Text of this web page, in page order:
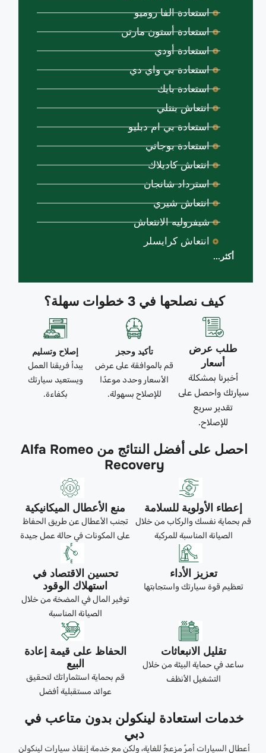
كيف نصلحها في 3 خطوات سهلة؟
طلب عرض
أسعار
أخبرنا بمشكلة
سيارتك واحصل على
تقدير سريع
للإصلاح.
تأكيد وحجز
قم بالموافقة على عرض
الأسعار وحدد موعدًا
للإصلاح بسهولة.
إصلاح وتسليم
يبدأ فريقنا العمل
ويستعيد سيارتك
بكفاءة.
احصل على أفضل النتائج من Alfa Romeo
Recovery
إعطاء الأولوية للسلامة
قم بحماية نفسك والركاب من خلال
الصيانة المناسبة للمركبة
منع الأعطال الميكانيكية
تجنب الأعطال عن طريق الحفاظ
على المكونات في حالة عمل جيدة
تعزيز الأداء
تعظيم قوة سيارتك واستجابتها
تحسين الاقتصاد في
استهلاك الوقود
توفير المال في المضخة من خلال
الصيانة المناسبة
تقليل الانبعاثات
ساعد في حماية البيئة من خلال
التشغيل الأنظف
الحفاظ على قيمة إعادة
البيع
قم بحماية استثماراتك لتحقيق
عوائد مستقبلية أفضل
خدمات استعادة لينكولن بدون متاعب في
دبي
أعطال السيارات أمرٌ مزعجٌ للغاية، ولكن مع خدمة إنقاذ سيارات لينكولن
استعادة الفا روميو
استعادة أستون مارتن
استعادة أودي
استعادة بي واي دي
استعادة بايك
انتعاش بنتلي
استعادة بي ام دبليو
استعادة بوجاتي
انتعاش كاديلاك
استرداد شانجان
انتعاش شيري
شيفروليه الانتعاش
انتعاش كرايسلر
أكثر...